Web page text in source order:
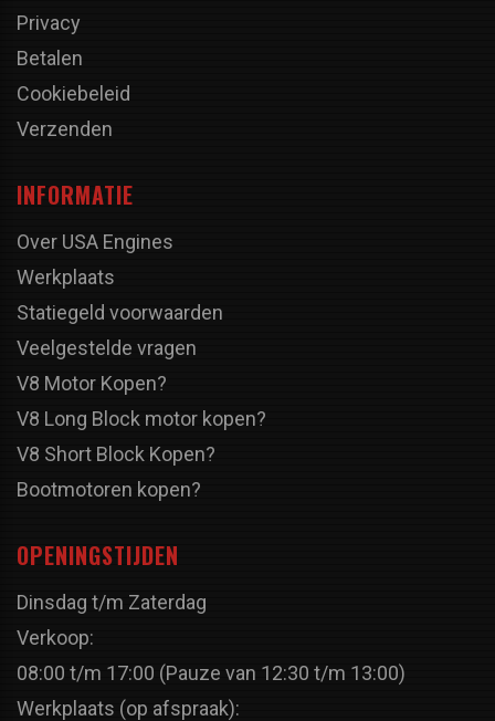
Privacy
Betalen
Cookiebeleid
Verzenden
INFORMATIE
Over USA Engines
Werkplaats
Statiegeld voorwaarden
Veelgestelde vragen
V8 Motor Kopen?
V8 Long Block motor kopen?
V8 Short Block Kopen?
Bootmotoren kopen?
OPENINGSTIJDEN
Dinsdag t/m Zaterdag
Verkoop:
08:00 t/m 17:00 (Pauze van 12:30 t/m 13:00)
Werkplaats (op afspraak):